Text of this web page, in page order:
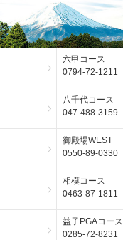
六甲コース
0794-72-1211
八千代コース
047-488-3159
御殿場WEST
0550-89-0330
相模コース
0463-87-1811
益子PGAコース
0285-72-8231